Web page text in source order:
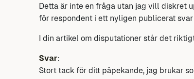
Detta är inte en fråga utan jag vill diskret
för respondent i ett nyligen publicerat
I din artikel om disputationer står det
Svar:
Stort tack för ditt påpekande, jag brukar